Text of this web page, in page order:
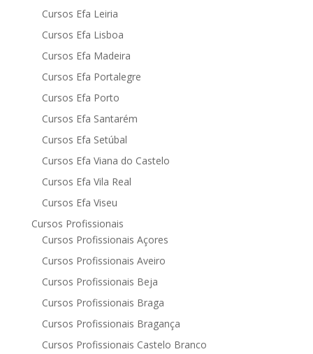
Cursos Efa Leiria
Cursos Efa Lisboa
Cursos Efa Madeira
Cursos Efa Portalegre
Cursos Efa Porto
Cursos Efa Santarém
Cursos Efa Setúbal
Cursos Efa Viana do Castelo
Cursos Efa Vila Real
Cursos Efa Viseu
Cursos Profissionais
Cursos Profissionais Açores
Cursos Profissionais Aveiro
Cursos Profissionais Beja
Cursos Profissionais Braga
Cursos Profissionais Bragança
Cursos Profissionais Castelo Branco